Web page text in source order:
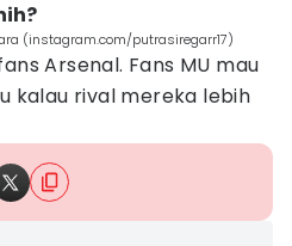
(instagram.com/putrasiregarr17)
Arsenal. Fans MU mau
kalau rival mereka lebih